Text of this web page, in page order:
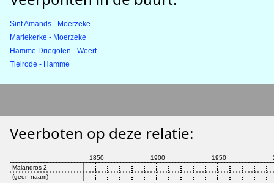
Sint Amands - Moerzeke
Mariekerke - Moerzeke
Hamme Driegoten - Weert
Tielrode - Hamme
Veerboten op deze relatie: